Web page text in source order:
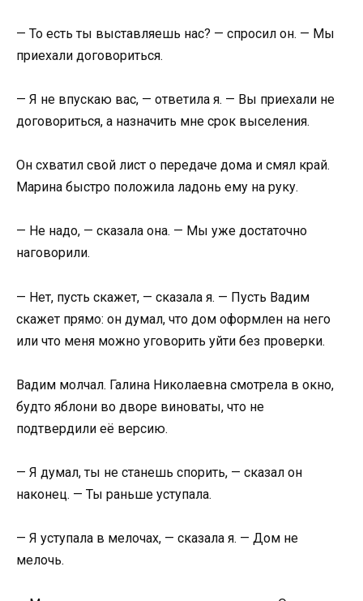
— То есть ты выставляешь нас? — спросил он. — Мы
приехали договориться.
— Я не впускаю вас, — ответила я. — Вы приехали не
договориться, а назначить мне срок выселения.
Он схватил свой лист о передаче дома и смял край.
Марина быстро положила ладонь ему на руку.
— Не надо, — сказала она. — Мы уже достаточно
наговорили.
— Нет, пусть скажет, — сказала я. — Пусть Вадим
скажет прямо: он думал, что дом оформлен на него
или что меня можно уговорить уйти без проверки.
Вадим молчал. Галина Николаевна смотрела в окно,
будто яблони во дворе виноваты, что не
подтвердили её версию.
— Я думал, ты не станешь спорить, — сказал он
наконец. — Ты раньше уступала.
— Я уступала в мелочах, — сказала я. — Дом не
мелочь.